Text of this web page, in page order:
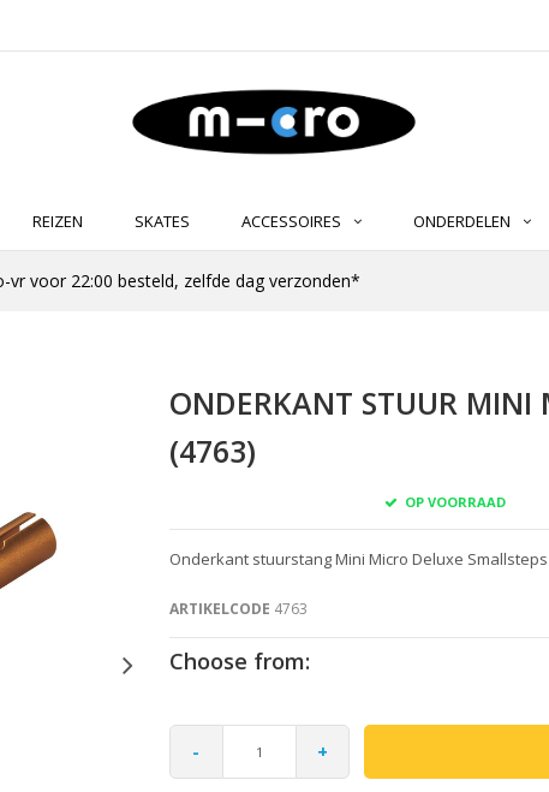
REIZEN SKATES ACCESSOIRES ONDERDELEN
vr voor 22:00 besteld, zelfde dag verzonden*
ONDERKANT STUUR MINI
(4763)
OP VOORRAAD
Onderkant stuurstang Mini Micro Deluxe
ARTIKELCODE 4763
Choose from:
- +